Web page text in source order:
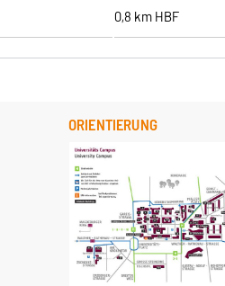
0,8 km HBF
ORIENTIERUNG